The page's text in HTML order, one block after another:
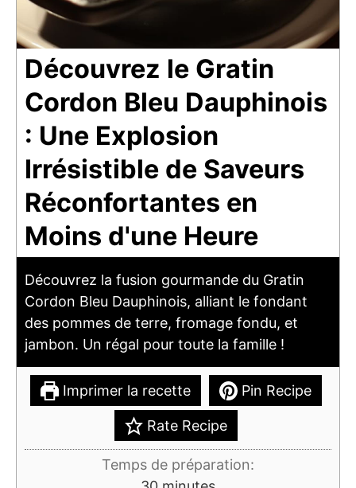
Découvrez le Gratin
Cordon Bleu Dauphinois
: Une Explosion
Irrésistible de Saveurs
Réconfortantes en
Moins d'une Heure
Découvrez la fusion gourmande du Gratin
Cordon Bleu Dauphinois, alliant le fondant
des pommes de terre, fromage fondu, et
jambon. Un régal pour toute la famille !
Imprimer la recette Pin Recipe
Rate Recipe
Temps de préparation: